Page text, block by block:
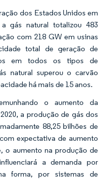
dos Estados Unidos em
gás natural totalizou 483
com 218 GW em usinas
total de geração de
em todos os tipos de
natural superou o carvão
há mais de 15 anos.
o aumento da
a produção de gás dos
88,25 bilhões de
expectativa de aumento
o aumento na produção de
a demanda por
forma, por sistemas de